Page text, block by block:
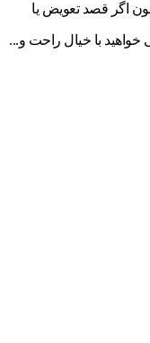
اگر قصد تعویض یا
خواهید با خیال راحت و...